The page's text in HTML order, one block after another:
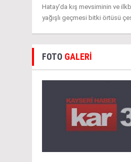
Hatay'da kış mevsiminin ve
yağışlı geçmesi bitki örtüsü
FOTO GALERİ